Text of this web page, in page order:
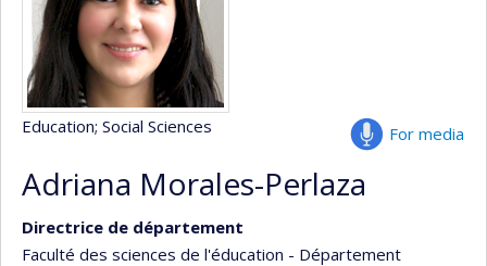
For media
Education; Social Sciences
Adriana Morales-Perlaza
Directrice de département
Faculté des sciences de l'éducation - Département